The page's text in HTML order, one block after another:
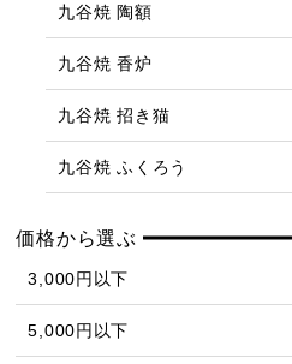
九谷焼 陶額
九谷焼 香炉
九谷焼 招き猫
九谷焼 ふくろう
価格から選ぶ
3,000円以下
5,000円以下